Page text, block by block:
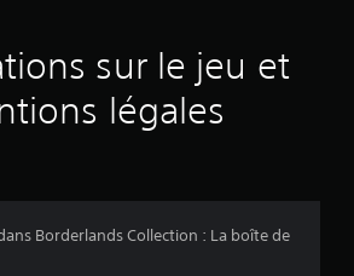
a
sur le jeu et
légales
Borderlands Collection : La boîte de